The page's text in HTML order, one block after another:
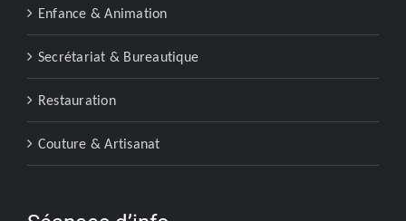
Enfance & Animation
Secrétariat & Bureautique
Restauration
Couture & Artisanat